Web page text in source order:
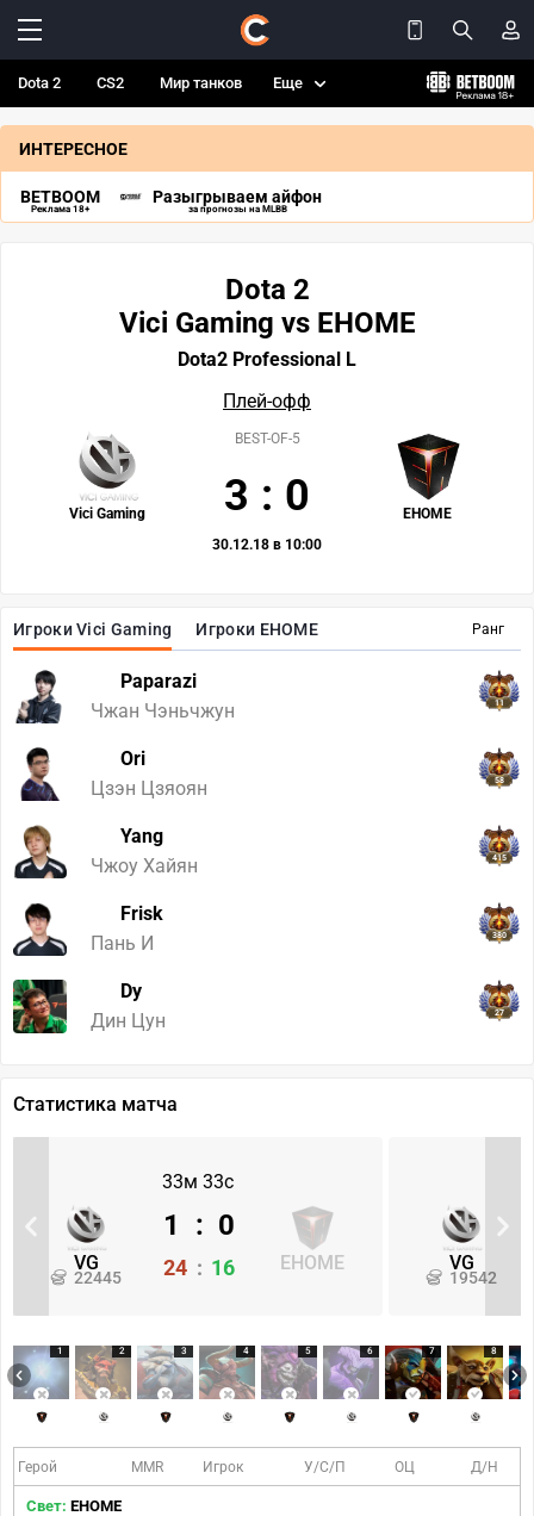
Dota 2 CS2 Мир танков Еще
ИНТЕРЕСНОЕ
BETBOOM
Реклама 18+
Разыгрываем айфон
за прогнозы на MLBB
Ранг
Игроки Vici Gaming Игроки EHOME
Paparazi
Чжан Чэньчжун
11
Ori
Цзэн Цзяоян
58
Yang
Чжоу Хайян
415
Frisk
Пань И
380
Dy
Дин Цун
27
Dota 2
Vici Gaming vs EHOME
Dota2 Professional L
Плей-офф
Vici Gaming EHOME
BEST-OF-5
3 : 0
30.12.18 в 10:00
Статистика матча
33м 33с
VG
22445
EHOME
1 : 0
24 : 16 VG
19542
1 2 3 4 5 6 7 8
Герой MMR Игрок У/С/П ОЦ Д/Н
Свет: EHOME